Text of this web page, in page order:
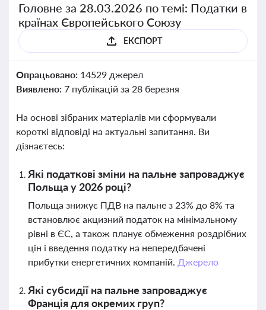
Головне за 28.03.2026 по темі: Податки в
країнах Європейського Союзу
ЕКСПОРТ
Опрацьовано: 14529 джерел
Виявлено: 7 публікацій за 28 березня
На основі зібраних матеріалів ми сформували
короткі відповіді на актуальні запитання. Ви
дізнаєтесь:
Які податкові зміни на пальне запроваджує
Польща у 2026 році?
Польща знижує ПДВ на пальне з 23% до 8% та
встановлює акцизний податок на мінімальному
рівні в ЄС, а також планує обмеження роздрібних
цін і введення податку на непередбачені
прибутки енергетичних компаній. Джерело
Які субсидії на пальне запроваджує
Франція для окремих груп?